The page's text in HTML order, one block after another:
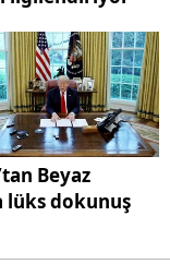
Beyaz
lüks dokunuş